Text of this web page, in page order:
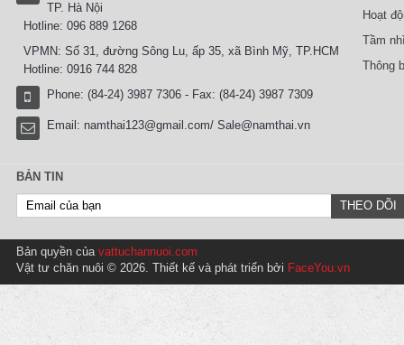
TP. Hà Nội
Hotline: 096 889 1268
VPMN: Số 31, đường Sông Lu, ấp 35, xã Bình Mỹ, TP.HCM
Hotline: 0916 744 828
Phone: (84-24) 3987 7306 - Fax: (84-24) 3987 7309
Email: namthai123@gmail.com/ Sale@namthai.vn
Hoạt
Tầm
Thông
BẢN TIN
Bản quyền của vattuchannuoi.com
Vật tư chăn nuôi © 2026. Thiết kế và phát triển bởi FaceYou.vn